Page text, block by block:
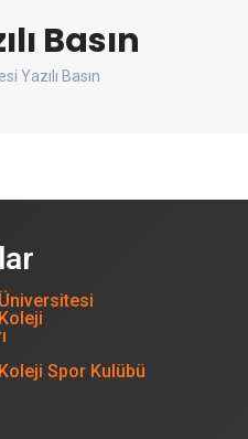
Basın
Yazılı Basın
Spor Kulübü